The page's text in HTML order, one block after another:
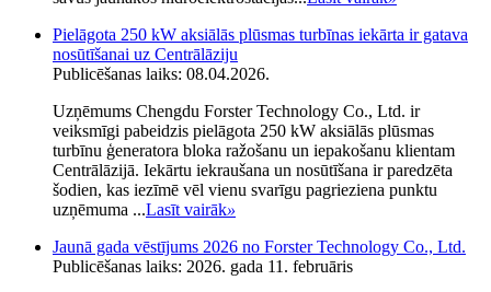
Pielāgota 250 kW aksiālās plūsmas turbīnas iekārta ir gatava
nosūtīšanai uz Centrālāziju
Publicēšanas laiks: 08.04.2026.
Uzņēmums Chengdu Forster Technology Co., Ltd. ir
veiksmīgi pabeidzis pielāgota 250 kW aksiālās plūsmas
turbīnu ģeneratora bloka ražošanu un iepakošanu klientam
Centrālāzijā. Iekārtu iekraušana un nosūtīšana ir paredzēta
šodien, kas iezīmē vēl vienu svarīgu pagrieziena punktu
uzņēmuma ...Lasīt vairāk»
Jaunā gada vēstījums 2026 no Forster Technology Co., Ltd.
Publicēšanas laiks: 2026. gada 11. februāris